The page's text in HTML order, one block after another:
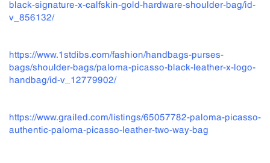
black-signature-x-calfskin-gold-hardware-shoulder-bag/id-
v_856132/
https://www.1stdibs.com/fashion/handbags-purses-
bags/shoulder-bags/paloma-picasso-black-leather-x-logo-
handbag/id-v_12779902/
https://www.grailed.com/listings/65057782-paloma-picasso-
authentic-paloma-picasso-leather-two-way-bag